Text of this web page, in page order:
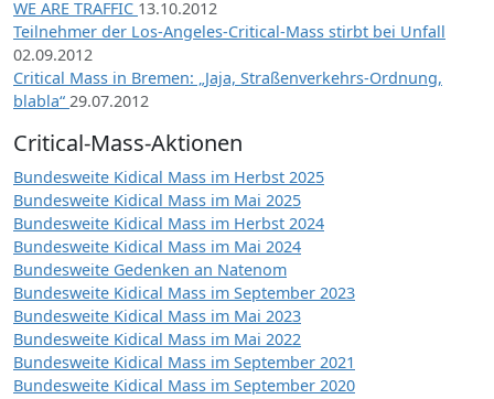
WE ARE TRAFFIC 13.10.2012
Teilnehmer der Los-Angeles-Critical-Mass stirbt bei Unfall
02.09.2012
Critical Mass in Bremen: „Jaja, Straßenverkehrs-Ordnung,
blabla“ 29.07.2012
Critical-Mass-Aktionen
Bundesweite Kidical Mass im Herbst 2025
Bundesweite Kidical Mass im Mai 2025
Bundesweite Kidical Mass im Herbst 2024
Bundesweite Kidical Mass im Mai 2024
Bundesweite Gedenken an Natenom
Bundesweite Kidical Mass im September 2023
Bundesweite Kidical Mass im Mai 2023
Bundesweite Kidical Mass im Mai 2022
Bundesweite Kidical Mass im September 2021
Bundesweite Kidical Mass im September 2020